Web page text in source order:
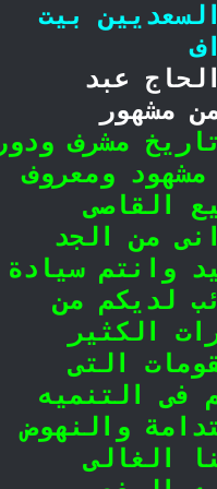
بيت
عبد
مشهور
مشرف ودور
مشهود ومعروف
القاصى
من الجد
وانتم سيادة
لديكم من
الكثير
التى
فى التنميه
والنهوض
الغالى